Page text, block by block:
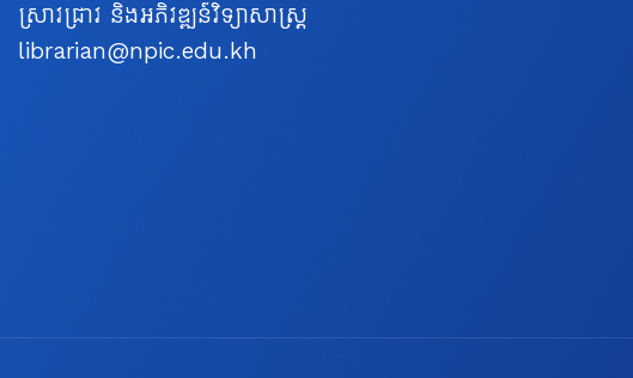
ស្រាវជ្រាវ និងអភិវឌ្ឍន៍វិទ្យាសាស្ត្រ
librarian@npic.edu.kh